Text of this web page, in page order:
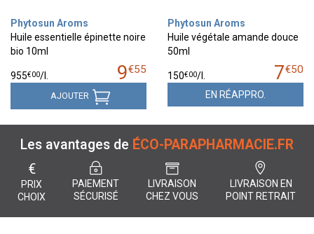
Phytosun Aroms
Huile essentielle épinette noire
bio 10ml
9€55
955€00/
AJOUTER
Phytosun Aroms
Huile végétale amande douce
50ml
7€50
150€00/
EN RÉAPPRO.
Les avantages de ÉCO-PARAPHARMACIE.FR
€
PRIX
CHOIX
PAIEMENT
SÉCURISÉ
LIVRAISON
CHEZ VOUS
LIVRAISON EN
POINT RETRAIT